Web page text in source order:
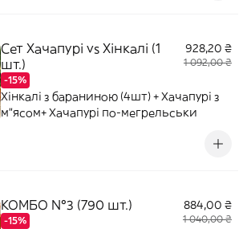
Сет Хачапурі vs Хінкалі (1
шт.)
-15%
928,20 ₴
1 092,00 ₴
Хінкалі з бараниною (4шт) + Хачапурі з
м"ясом+ Хачапурі по-мегрельськи
КОМБО №3 (790 шт.)
-15%
884,00 ₴
1 040,00 ₴